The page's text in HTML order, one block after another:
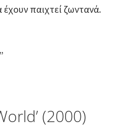
παιχτεί ζωντανά.
(2000)